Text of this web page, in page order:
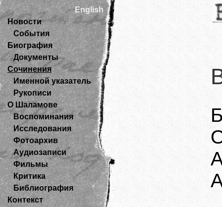
English
Новости
События
Биография
Документы
Сочинения
Именной указатель
Рукописи
О Шаламове
Воспоминания
Исследования
Фотоархив
Аудиозаписи
Фильмы
Критика
Библиография
Контекст